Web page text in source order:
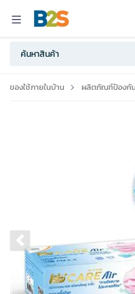
ของใช้ภายในบ้าน ผลิตภัณฑ์ป้องกัน
Previous